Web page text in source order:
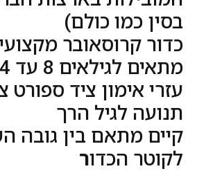
בסין כמו כולם)
כדור קרוסאובר
מתאים לגילאים 8 עד 14
עזרי אימון ציד ספורט
תנועה לגיל הרך
קיים מתאם בין גובה
לקוטר הכדור